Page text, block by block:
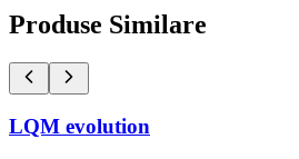
Produse Similare
LQM evolution